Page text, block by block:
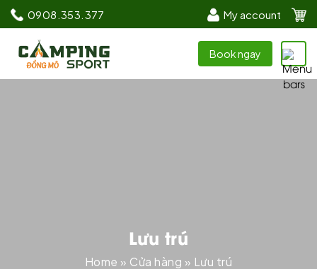
0908.353.377 My account
Book ngay
Lưu trú
Home » Cửa hàng » Lưu trú